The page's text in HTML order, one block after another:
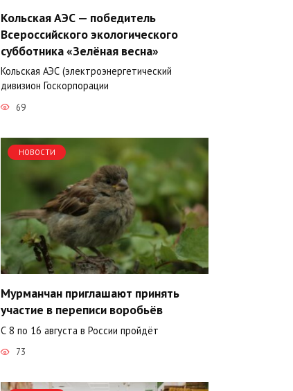
Кольская АЭС — победитель
Всероссийского экологического
субботника «Зелёная весна»
Кольская АЭС (электроэнергетический
дивизион Госкорпорации
69
НОВОСТИ
Мурманчан приглашают принять
участие в переписи воробьёв
С 8 по 16 августа в России пройдёт
73